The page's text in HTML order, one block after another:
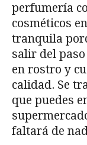
perfumería
cosméticos
tranquila
salir del
en rostro y
calidad. Se
que puedes
faltará de